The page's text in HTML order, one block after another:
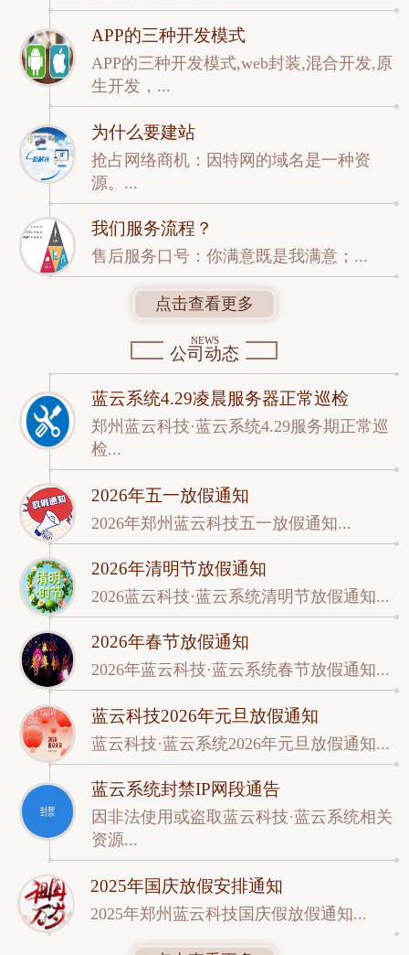
APP的三种开发模式
APP的三种开发模式,web封装,混合开发,原
生开发，...
为什么要建站
抢占网络商机：因特网的域名是一种资
源。...
我们服务流程？
售后服务口号：你满意既是我满意；...
点击查看更多
NEWS
公司动态
蓝云系统4.29凌晨服务器正常巡检
郑州蓝云科技·蓝云系统4.29服务期正常巡
检...
2026年五一放假通知
2026年郑州蓝云科技五一放假通知...
2026年清明节放假通知
2026蓝云科技·蓝云系统清明节放假通知...
2026年春节放假通知
2026年蓝云科技·蓝云系统春节放假通知...
蓝云科技2026年元旦放假通知
蓝云科技·蓝云系统2026年元旦放假通知...
蓝云系统封禁IP网段通告
因非法使用或盗取蓝云科技·蓝云系统相关
资源...
2025年国庆放假安排通知
2025年郑州蓝云科技国庆假放假通知...